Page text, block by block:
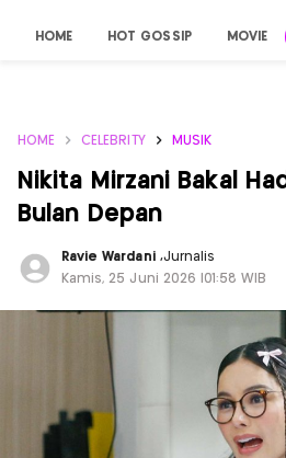
HOME HOT GOSSIP MOVIE
HOME CELEBRITY MUSIK
Nikita Mirzani Bakal
Bulan Depan
Ravie Wardani ,Jurnalis
Kamis, 25 Juni 2026 |01:58 WIB